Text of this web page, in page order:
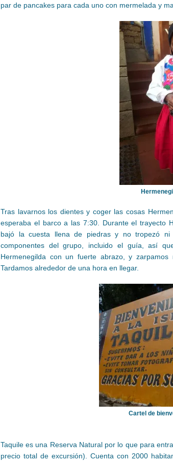
par de pancakes para cada uno con mermelada y
Tras lavarnos los dientes y coger las cosas
esperaba el barco a las 7:30. Durante el trayecto
bajó la cuesta llena de piedras y no tropezó
componentes del grupo, incluido el guía, así
Hermenegilda con un fuerte abrazo, y
Tardamos alrededor de una hora en llegar.
Cartel de
Taquile es una Reserva Natural por lo que para
precio total de excursión). Cuenta con 2000